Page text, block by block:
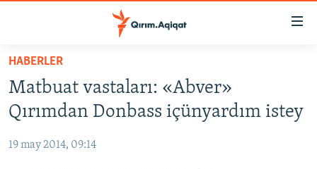
Esas
qaytmaq
Baş
qaytmaq
HABERLER
İQTİSADİYAT
CEMİYET
HABERLER
Matbuat vastaları: «Abver»
Qırımdan Donbass içünyardım istey
19 may 2014, 09:14